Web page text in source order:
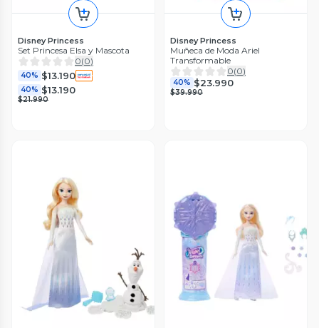
Disney Princess
Set Princesa Elsa y Mascota
0(0)
40% $13.190
40% $13.190
$21.990
Disney Princess
Muñeca de Moda Ariel
Transformable
0(0)
40% $23.990
$39.990